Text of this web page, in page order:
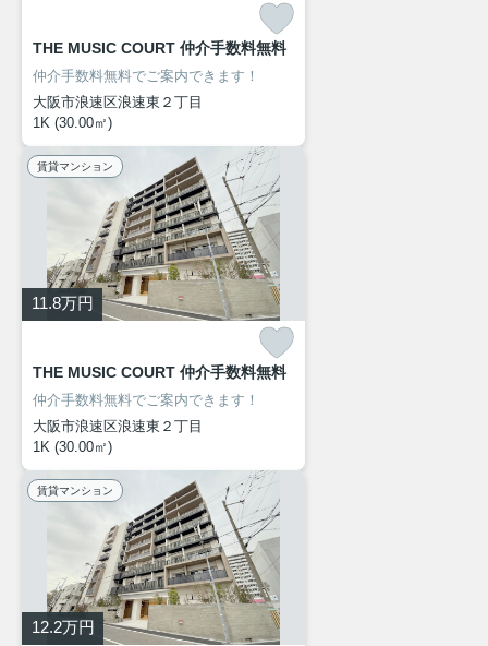
THE MUSIC COURT 仲介手数料無料
仲介手数料無料でご案内できます！
大阪市浪速区浪速東２丁目
1K (30.00㎡)
賃貸マンション
11.8万円
THE MUSIC COURT 仲介手数料無料
仲介手数料無料でご案内できます！
大阪市浪速区浪速東２丁目
1K (30.00㎡)
賃貸マンション
12.2万円